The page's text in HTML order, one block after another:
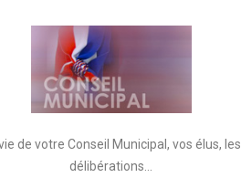
de votre Conseil Municipal, vos élus, les
délibérations…